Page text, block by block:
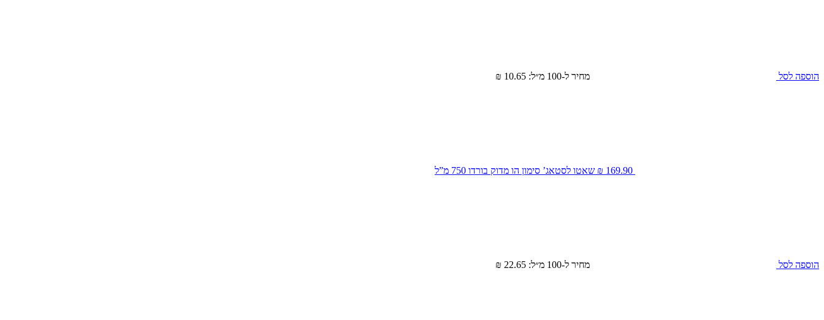
הוספה לסל מחיר ל-100 מ״ל: 10.65 ₪
169.90 ₪ שאטו לסטאג’ סימון הו מדוק בורדו 750 מ”ל
הוספה לסל מחיר ל-100 מ״ל: 22.65 ₪